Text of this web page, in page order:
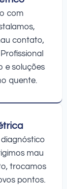
com
contato,
e soluções
quente.
mau
trocamos
pontos.